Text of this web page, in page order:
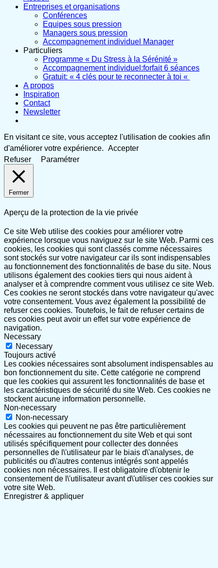
Entreprises et organisations
Conférences
Equipes sous pression
Managers sous pression
Accompagnement individuel Manager
Particuliers
Programme « Du Stress à la Sérénité »
Accompagnement individuel:forfait 6 séances
Gratuit: « 4 clés pour te reconnecter à toi «
A propos
Inspiration
Contact
Newsletter
En visitant ce site, vous acceptez l'utilisation de cookies afin
d'améliorer votre expérience. Accepter
Refuser
Paramétrer
Fermer
Aperçu de la protection de la vie privée
Ce site Web utilise des cookies pour améliorer votre
expérience lorsque vous naviguez sur le site Web. Parmi ces
cookies, les cookies qui sont classés comme nécessaires
sont stockés sur votre navigateur car ils sont indispensables
au fonctionnement des fonctionnalités de base du site. Nous
utilisons également des cookies tiers qui nous aident à
analyser et à comprendre comment vous utilisez ce site Web.
Ces cookies ne seront stockés dans votre navigateur qu'avec
votre consentement. Vous avez également la possibilité de
refuser ces cookies. Toutefois, le fait de refuser certains de
ces cookies peut avoir un effet sur votre expérience de
navigation.
Necessary
Necessary
Toujours activé
Les cookies nécessaires sont absolument indispensables au
bon fonctionnement du site. Cette catégorie ne comprend
que les cookies qui assurent les fonctionnalités de base et
les caractéristiques de sécurité du site Web. Ces cookies ne
stockent aucune information personnelle.
Non-necessary
Non-necessary
Les cookies qui peuvent ne pas être particulièrement
nécessaires au fonctionnement du site Web et qui sont
utilisés spécifiquement pour collecter des données
personnelles de l\'utilisateur par le biais d\'analyses, de
publicités ou d\'autres contenus intégrés sont appelés
cookies non nécessaires. Il est obligatoire d\'obtenir le
consentement de l\'utilisateur avant d\'utiliser ces cookies sur
votre site Web.
Enregistrer & appliquer